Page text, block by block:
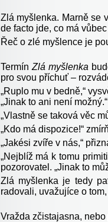
Zlá myšlenka. Marně se
de facto jde, co má
Řeč o zlé myšlence je
Termín Zlá myšlenka
pro svou příchuť –
„Ruplo mu v bedně,“
„Jinak to ani není možný.“
„Vlastně se taková věc
„Kdo má dispozice!“
„Jakési zvíře v nás,“
„Nejblíž má k tomu
pozorovatel. „Jinak to
Zlá myšlenka je tedy
radovali, uvažujíce o
Vražda zčistajasna,